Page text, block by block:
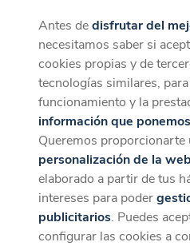
La mejor experiencia
Antes dedisfrutar del
necesitamos saber si
cookies propias y de
tecnologías similares,
funcionamiento y la
información que
Queremos proporcionarte
personalización de la web
elaborado a partir de tus
intereses para poder
publicitarios. Puedes
configurar las cookies a